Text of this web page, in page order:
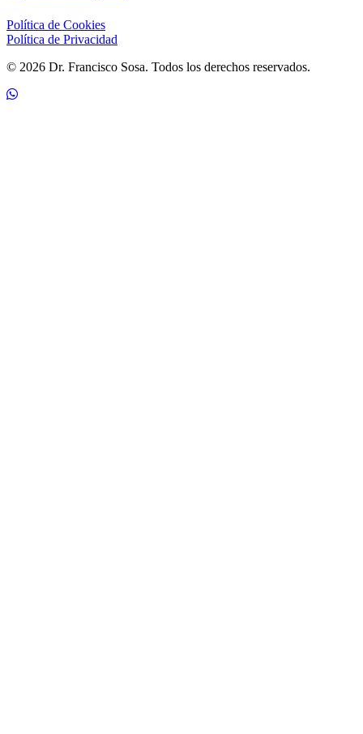
Política de Cookies
Política de Privacidad
© 2026 Dr. Francisco Sosa. Todos los derechos reservados.